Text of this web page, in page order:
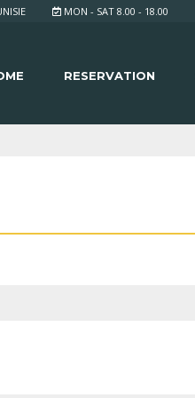
MON - SAT 8.00 - 18.00
RESERVATION